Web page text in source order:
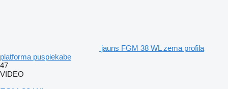
jauns FGM 38 WL zema profila
platforma puspiekabe
47
VIDEO